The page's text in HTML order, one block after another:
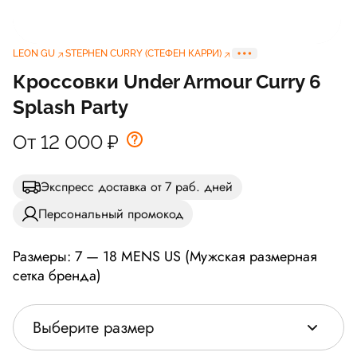
LEON GU STEPHEN CURRY (СТЕФЕН КАРРИ)
Кроссовки Under Armour Curry 6
Splash Party
От 12 000 ₽
Экспресс доставка от 7 раб. дней
Персональный промокод
Размеры: 7 — 18 MENS US (Мужская размерная
сетка бренда)
Выберите размер